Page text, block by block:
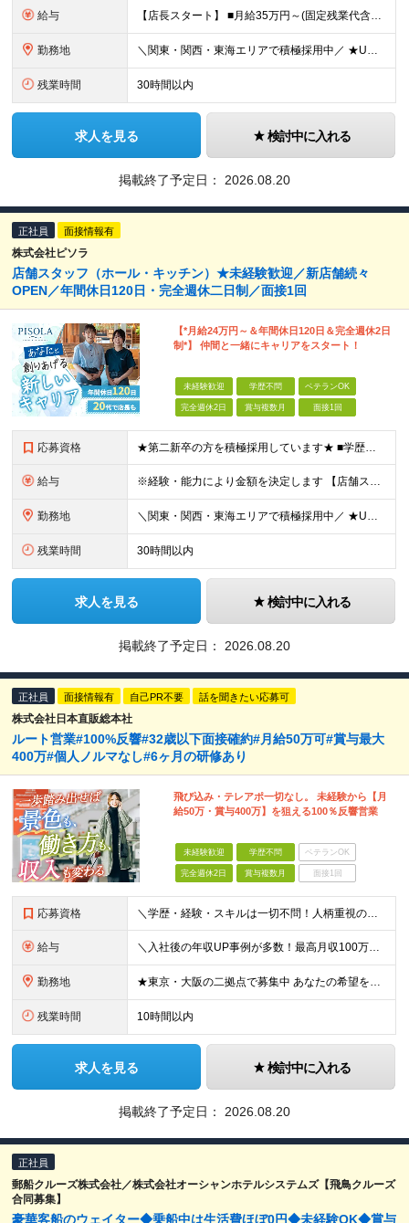
給与 【店長スタート】 ■月給35万円～(固定残業代含む) ※給与額は経験と能力を考慮の上、決定いたします。 ※固定残業代は、時間外労働の有無に関わらず19時間分を、月42,200円支給 ※上記を超える時
勤務地 ＼関東・関西・東海エリアで積極採用中／ ★U・Iターン歓迎！ ★住居手当有り（規定あり） ★WEB面接1回のみ！ ★現在のお住まいから引っ越しが必要な場合には、 住居取得にかかる初期費用・引っ越し
残業時間 30時間以内
求人を見る 検討中に入れる
掲載終了予定日： 2026.08.20
正社員 面接情報有
株式会社ピソラ
店舗スタッフ（ホール・キッチン）★未経験歓迎／新店舗続々
OPEN／年間休日120日・完全週休二日制／面接1回
【*月給24万円～＆年間休日120日＆完全週休2日
制*】 仲間と一緒にキャリアをスタート！
未経験歓迎 学歴不問 ベテランOK
完全週休2日 賞与複数月 面接1回
応募資格 ★第二新卒の方を積極採用しています★ ■学歴不問 ■業種・職種とも未経験OK！ ＼店長やエリアマネージャーの経験がある方は即戦力として／ 【ブランク・未経験の方も大歓迎】 大切なのは、スタッフや
給与 ※経験・能力により金額を決定します 【店舗スタッフスタート】 ■月給24万3000円～ ※上記金額には固定残業代（19時間分／29,300円）を含む。 ※上記を超える時間外労働分は追加で支給 ※引
勤務地 ＼関東・関西・東海エリアで積極採用中／ ★U・Iターン歓迎！ ★住居手当有り（規定あり） ★WEB面接1回のみ！ ★現在のお住まいから引っ越しが必要な場合には、 住居取得にかかる初期費用・引っ越し
残業時間 30時間以内
求人を見る 検討中に入れる
掲載終了予定日： 2026.08.20
正社員 面接情報有 自己PR不要 話を聞きたい応募可
株式会社日本直販総本社
ルート営業#100%反響#32歳以下面接確約#月給50万可#賞与最大
400万#個人ノルマなし#6ヶ月の研修あり
飛び込み・テレアポ一切なし。 未経験から【月
給50万・賞与400万】を狙える100％反響営業
未経験歓迎 学歴不問 ベテランOK
完全週休2日 賞与複数月 面接1回
応募資格 ＼学歴・経験・スキルは一切不問！人柄重視の採用です／ ◆普通自動車運転免許をお持ちの方（AT限定可） ◆32歳以下の方（※若年層のキャリア形成のため） ★【32歳以下の方は全員面接】を確約します！
給与 ＼入社後の年収UP事例が多数！最高月収100万円超の先輩も／ 月給28万円〜32万円 ＋ インセンティブ ＋ 賞与（年2回） ＋ 各種手当 ※前職の給与や経験・スキル・ポテンシャルを最大限考慮の上、決
勤務地 ★東京・大阪の二拠点で募集中 あなたの希望を最大限考慮して決定します！ ■東京本社 東京都渋谷区千駄ヶ谷5-34-7 NX新宿ビル 8階 ■西日本営業所 大阪府大阪市中央区今橋1-1-3 IMAB
残業時間 10時間以内
求人を見る 検討中に入れる
掲載終了予定日： 2026.08.20
正社員
郵船クルーズ株式会社／株式会社オーシャンホテルシステムズ【飛鳥クルーズ
合同募集】
豪華客船のウェイター◆乗船中は生活費ほぼ0円◆未経験OK◆賞与